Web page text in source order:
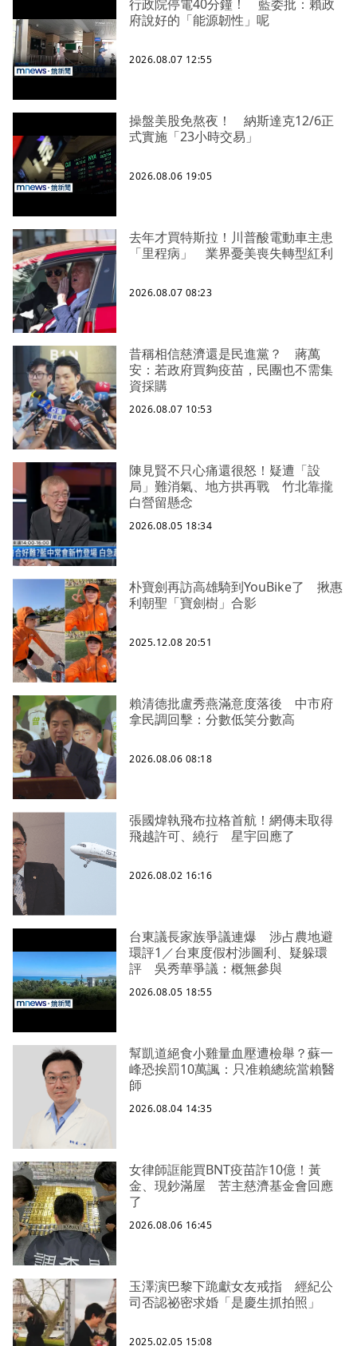
行政院停電40分鐘！ 藍委批：賴政
府說好的「能源韌性」呢
2026.08.07 12:55
操盤美股免熬夜！ 納斯達克12/6正
式實施「23小時交易」
2026.08.06 19:05
去年才買特斯拉！川普酸電動車主患
「里程病」 業界憂美喪失轉型紅利
2026.08.07 08:23
昔稱相信慈濟還是民進黨？ 蔣萬
安：若政府買夠疫苗，民團也不需集
資採購
2026.08.07 10:53
陳見賢不只心痛還很怒！疑遭「設
局」難消氣、地方拱再戰 竹北靠攏
白營留懸念
2026.08.05 18:34
朴寶劍再訪高雄騎到YouBike了 揪惠
利朝聖「寶劍樹」合影
2025.12.08 20:51
賴清德批盧秀燕滿意度落後 中市府
拿民調回擊：分數低笑分數高
2026.08.06 08:18
張國煒執飛布拉格首航！網傳未取得
飛越許可、繞行 星宇回應了
2026.08.02 16:16
台東議長家族爭議連爆 涉占農地避
環評1／台東度假村涉圖利、疑躲環
評 吳秀華爭議：概無參與
2026.08.05 18:55
幫凱道絕食小雞量血壓遭檢舉？蘇一
峰恐挨罰10萬諷：只准賴總統當賴醫
師
2026.08.04 14:35
女律師誆能買BNT疫苗詐10億！黃
金、現鈔滿屋 苦主慈濟基金會回應
了
2026.08.06 16:45
玉澤演巴黎下跪獻女友戒指 經紀公
司否認祕密求婚「是慶生抓拍照」
2025.02.05 15:08